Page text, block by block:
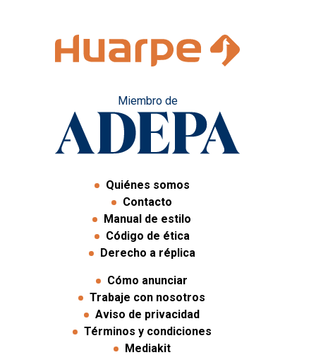
Miembro de
Quiénes somos
Contacto
Manual de estilo
Código de ética
Derecho a réplica
Cómo anunciar
Trabaje con nosotros
Aviso de privacidad
Términos y condiciones
Mediakit